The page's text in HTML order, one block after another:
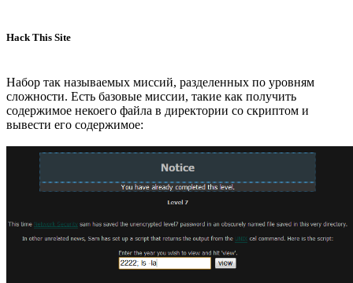
Hack This Site
Набор так называемых миссий, разделенных по уровням
сложности. Есть базовые миссии, такие как получить
содержимое некоего файла в директории со скриптом и
вывести его содержимое: